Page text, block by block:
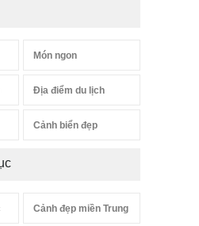
Món ngon
Địa điểm du lịch
Cảnh biển đẹp
Cảnh đẹp miền Trung